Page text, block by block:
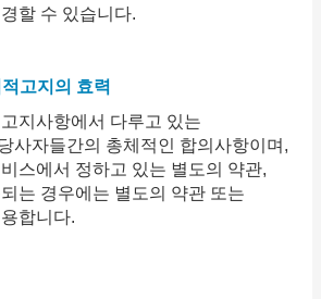
할 수 있습니다.
고지의 효력
지사항에서 다루고 있는
사자들간의 총체적인 합의사항이며,
스에서 정하고 있는 별도의 약관,
는 경우에는 별도의 약관 또는
합니다.